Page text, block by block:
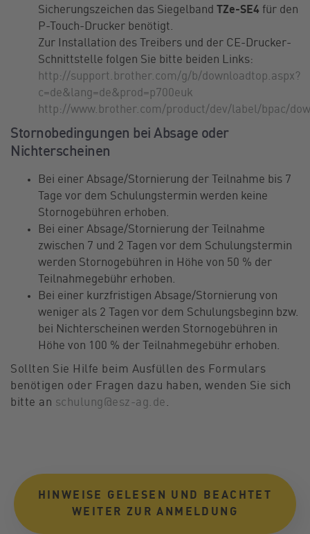
Sicherungszeichen das Siegelband TZe-SE4 für den
P-Touch-Drucker benötigt.
Zur Installation des Treibers und der CE-Drucker-
Schnittstelle folgen Sie bitte beiden Links:
http://support.brother.com/g/b/downloadtop.aspx?
c=de&lang=de&prod=p700euk
http://www.brother.com/product/dev/label/bpac/
Stornobedingungen bei Absage oder
Nichterscheinen
Bei einer Absage/Stornierung der Teilnahme bis 7
Tage vor dem Schulungstermin werden keine
Stornogebühren erhoben.
Bei einer Absage/Stornierung der Teilnahme
zwischen 7 und 2 Tagen vor dem Schulungstermin
werden Stornogebühren in Höhe von 50 % der
Teilnahmegebühr erhoben.
Bei einer kurzfristigen Absage/Stornierung von
weniger als 2 Tagen vor dem Schulungsbeginn bzw.
bei Nichterscheinen werden Stornogebühren in
Höhe von 100 % der Teilnahmegebühr erhoben.
Sollten Sie Hilfe beim Ausfüllen des Formulars
benötigen oder Fragen dazu haben, wenden Sie sich
bitte an schulung@esz-ag.de.
HINWEISE GELESEN UND BEACHTET
WEITER ZUR ANMELDUNG